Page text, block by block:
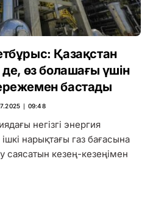
Қазақстан
өз болашағы үшін
бастады
∣ 09:48
негізгі энергия
ішкі нарықтағы газ бағасына
кезең-кезеңімен